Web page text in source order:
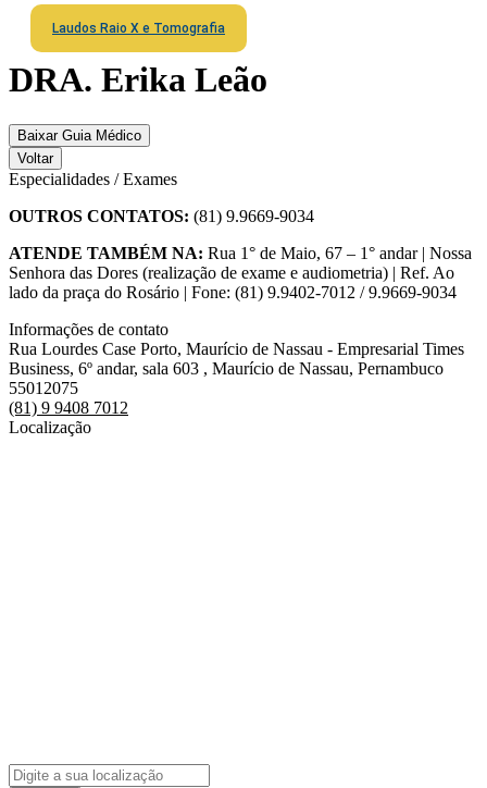
Laudos Raio X e Tomografia
DRA. Erika Leão
Baixar Guia Médico
Voltar
Especialidades / Exames
OUTROS CONTATOS: (81) 9.9669-9034
ATENDE TAMBÉM NA: Rua 1° de Maio, 67 – 1° andar | Nossa
Senhora das Dores (realização de exame e audiometria) | Ref. Ao
lado da praça do Rosário | Fone: (81) 9.9402-7012 / 9.9669-9034
Informações de contato
Rua Lourdes Case Porto, Maurício de Nassau - Empresarial Times
Business, 6º andar, sala 603 , Maurício de Nassau, Pernambuco
55012075
(81) 9 9408 7012
Localização